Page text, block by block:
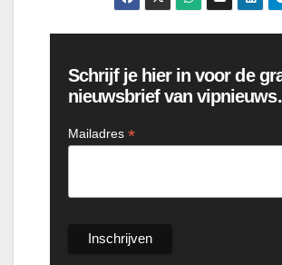
Schrijf je hier in voor de
nieuwsbrief van
Mailadres *